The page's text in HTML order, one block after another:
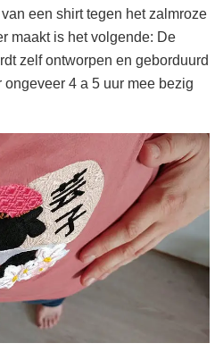
een shirt tegen het zalmroze
maakt is het volgende: De
zelf ontworpen en geborduurd
4 a 5 uur mee bezig